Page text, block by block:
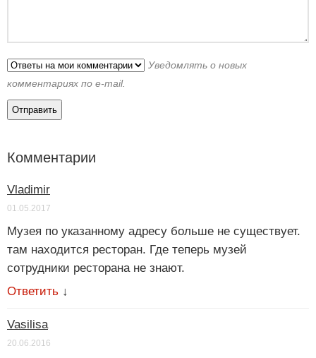
Уведомлять о новых
комментариях по e-mail.
Комментарии
Vladimir
01.05.2017
Музея по указанному адресу больше не существует.
там находится ресторан. Где теперь музей
сотрудники ресторана не знают.
Ответить ↓
Vasilisa
20.06.2016